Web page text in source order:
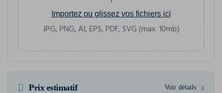
Importez ou glissez vos fichiers ici
JPG, PNG, AI, EPS, PDF, SVG (max. 10mb)
Prix estimatif Voir détails